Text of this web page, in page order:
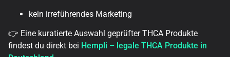
kein irreführendes Marketing
👉 Eine kuratierte Auswahl geprüfter THCA Produkte
findest du direkt bei Hempli – legale THCA Produkte in